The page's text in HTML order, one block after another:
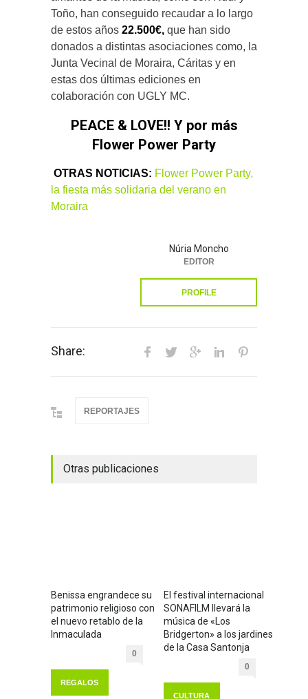
Toño, han conseguido recaudar a lo largo
de estos años 22.500€, que han sido
donados a distintas asociaciones como, la
Junta Vecinal de Moraira, Cáritas y en
estas dos últimas ediciones en
colaboración con UGLY MC.
PEACE & LOVE!! Y por más
Flower Power Party
OTRAS NOTICIAS: Flower Power Party,
la fiesta más solidaria del verano en
Moraira
Núria Moncho
EDITOR
PROFILE
Share:
REPORTAJES
Otras publicaciones
Benissa engrandece su
patrimonio religioso con
el nuevo retablo de la
Inmaculada
0
REGALOS
El festival internacional
SONAFILM llevará la
música de «Los
Bridgerton» a los jardines
de la Casa Santonja
0
CULTURA